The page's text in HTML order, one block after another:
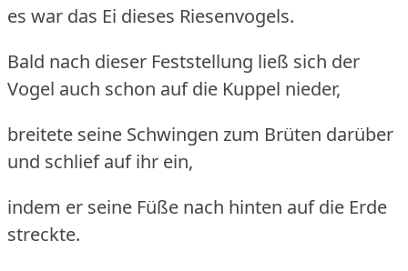
es war das Ei dieses Riesenvogels.
Bald nach dieser Feststellung ließ sich der
Vogel auch schon auf die Kuppel nieder,
breitete seine Schwingen zum Brüten darüber
und schlief auf ihr ein,
indem er seine Füße nach hinten auf die Erde
streckte.